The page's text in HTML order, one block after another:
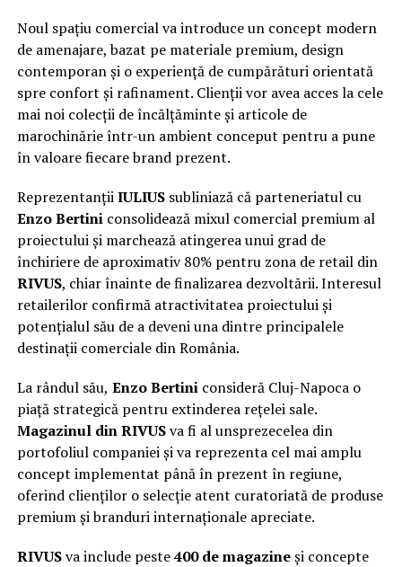
Noul spațiu comercial va introduce un concept modern
de amenajare, bazat pe materiale premium, design
contemporan și o experiență de cumpărături orientată
spre confort și rafinament. Clienții vor avea acces la cele
mai noi colecții de încălțăminte și articole de
marochinărie într-un ambient conceput pentru a pune
în valoare fiecare brand prezent.
ReprezentanțiiIULIUSsubliniază că parteneriatul cu
Enzo Bertiniconsolidează mixul comercial premium al
proiectului și marchează atingerea unui grad de
închiriere de aproximativ 80% pentru zona de retail din
RIVUS, chiar înainte de finalizarea dezvoltării. Interesul
retailerilor confirmă atractivitatea proiectului și
potențialul său de a deveni una dintre principalele
destinații comerciale din România.
La rândul său, Enzo Bertiniconsideră Cluj-Napoca o
piață strategică pentru extinderea rețelei sale.
Magazinul din RIVUSva fi al unsprezecelea din
portofoliul companiei și va reprezenta cel mai amplu
concept implementat până în prezent în regiune,
oferind clienților o selecție atent curatoriată de produse
premium și branduri internaționale apreciate.
RIVUSva include peste400 de magazineși concepte